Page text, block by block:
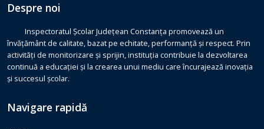
Despre noi
Inspectoratul Școlar Județean Constanța promovează un
învățământ de calitate, bazat pe echitate, performanță și respect. Prin
activități de monitorizare și sprijin, instituția contribuie la dezvoltarea
continuă a educației și la crearea unui mediu care încurajează inovația
și succesul școlar.
Navigare rapidă